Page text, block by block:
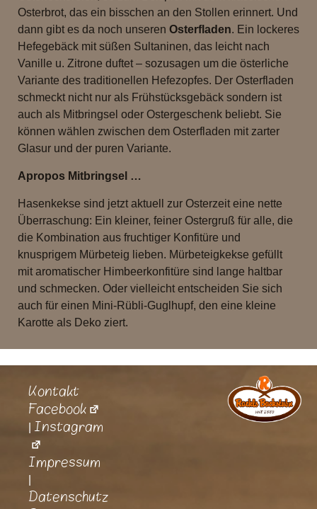
Osterbrot, das ein bisschen an den Stollen erinnert. Und
dann gibt es da noch unseren Osterfladen. Ein lockeres
Hefegebäck mit süßen Sultaninen, das leicht nach
Vanille u. Zitrone duftet – sozusagen um die österliche
Variante des traditionellen Hefezopfes. Der Osterfladen
schmeckt nicht nur als Frühstücksgebäck sondern ist
auch als Mitbringsel oder Ostergeschenk beliebt. Sie
können wählen zwischen dem Osterfladen mit zarter
Glasur und der puren Variante.
Apropos Mitbringsel …
Hasenkekse sind jetzt aktuell zur Osterzeit eine nette
Überraschung: Ein kleiner, feiner Ostergruß für alle, die
die Kombination aus fruchtiger Konfitüre und
knusprigem Mürbeteig lieben. Mürbeteigkekse gefüllt
mit aromatischer Himbeerkonfitüre sind lange haltbar
und schmecken. Oder vielleicht entscheiden Sie sich
auch für einen Mini-Rübli-Guglhupf, den eine kleine
Karotte als Deko ziert.
Kontakt
Facebook
Instagram
Impressum
Datenschutz